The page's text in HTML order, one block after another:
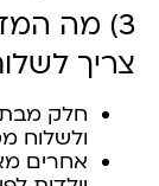
3) מה
צריך
חלק
ולשלוח
אחרים